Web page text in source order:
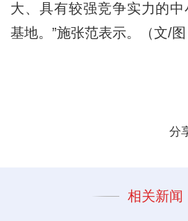
大、具有较强竞争实力的
基地。”施张范表示。（文/图
分
相关新闻